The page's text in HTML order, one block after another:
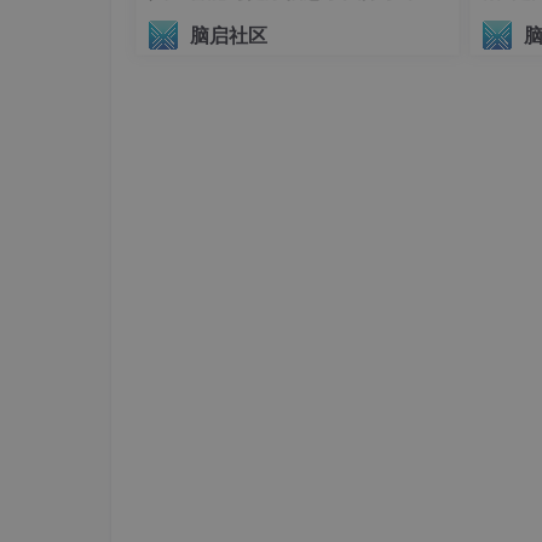
六、风险管理 虽然DeepSeek可以帮助散户实
议（AIHI 2026）
脑启社区